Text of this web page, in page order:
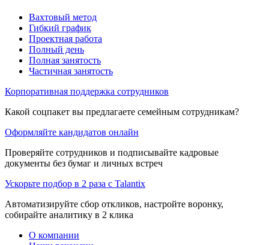
Вахтовый метод
Гибкий график
Проектная работа
Полный день
Полная занятость
Частичная занятость
Корпоративная поддержка сотрудников
Какой соцпакет вы предлагаете семейным сотрудникам?
Оформляйте кандидатов онлайн
Проверяйте сотрудников и подписывайте кадровые
документы без бумаг и личных встреч
Ускорьте подбор в 2 раза с Talantix
Автоматизируйте сбор откликов, настройте воронку,
собирайте аналитику в 2 клика
О компании